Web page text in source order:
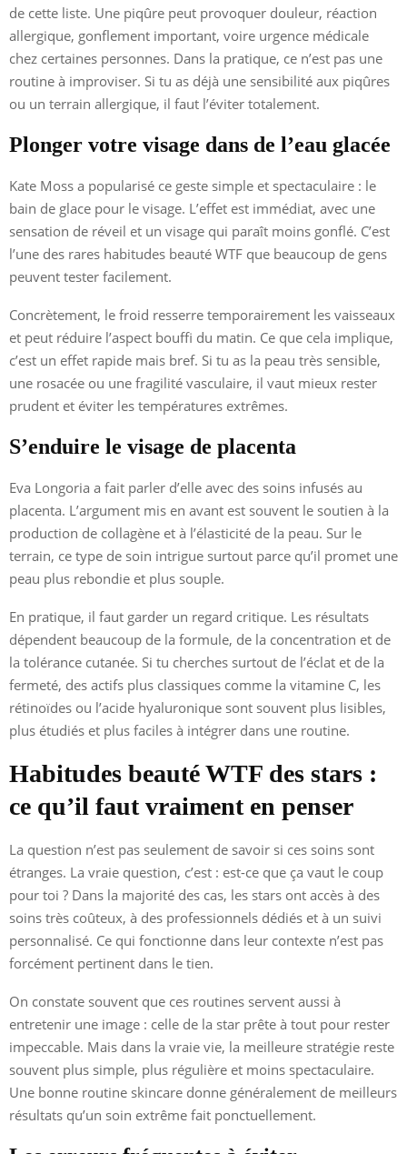
de cette liste. Une piqûre peut provoquer douleur, réaction
allergique, gonflement important, voire urgence médicale
chez certaines personnes. Dans la pratique, ce n’est pas une
routine à improviser. Si tu as déjà une sensibilité aux piqûres
ou un terrain allergique, il faut l’éviter totalement.
Plonger votre visage dans de l’eau glacée
Kate Moss a popularisé ce geste simple et spectaculaire : le
bain de glace pour le visage. L’effet est immédiat, avec une
sensation de réveil et un visage qui paraît moins gonflé. C’est
l’une des rares habitudes beauté WTF que beaucoup de gens
peuvent tester facilement.
Concrètement, le froid resserre temporairement les vaisseaux
et peut réduire l’aspect bouffi du matin. Ce que cela implique,
c’est un effet rapide mais bref. Si tu as la peau très sensible,
une rosacée ou une fragilité vasculaire, il vaut mieux rester
prudent et éviter les températures extrêmes.
S’enduire le visage de placenta
Eva Longoria a fait parler d’elle avec des soins infusés au
placenta. L’argument mis en avant est souvent le soutien à la
production de collagène et à l’élasticité de la peau. Sur le
terrain, ce type de soin intrigue surtout parce qu’il promet une
peau plus rebondie et plus souple.
En pratique, il faut garder un regard critique. Les résultats
dépendent beaucoup de la formule, de la concentration et de
la tolérance cutanée. Si tu cherches surtout de l’éclat et de la
fermeté, des actifs plus classiques comme la vitamine C, les
rétinoïdes ou l’acide hyaluronique sont souvent plus lisibles,
plus étudiés et plus faciles à intégrer dans une routine.
Habitudes beauté WTF des stars :
ce qu’il faut vraiment en penser
La question n’est pas seulement de savoir si ces soins sont
étranges. La vraie question, c’est : est-ce que ça vaut le coup
pour toi ? Dans la majorité des cas, les stars ont accès à des
soins très coûteux, à des professionnels dédiés et à un suivi
personnalisé. Ce qui fonctionne dans leur contexte n’est pas
forcément pertinent dans le tien.
On constate souvent que ces routines servent aussi à
entretenir une image : celle de la star prête à tout pour rester
impeccable. Mais dans la vraie vie, la meilleure stratégie reste
souvent plus simple, plus régulière et moins spectaculaire.
Une bonne routine skincare donne généralement de meilleurs
résultats qu’un soin extrême fait ponctuellement.